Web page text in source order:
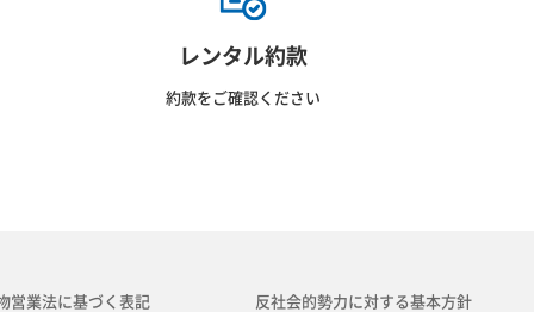
レンタル約款
約款をご確認ください
営業法に基づく表記 反社会的勢力に対する基本方針